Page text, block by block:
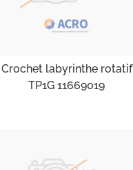
Crochet labyrinthe rotatif
TP1G 11669019